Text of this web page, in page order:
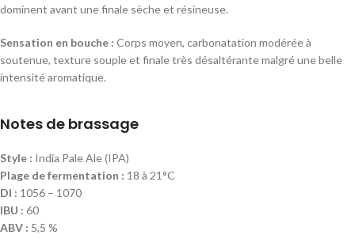
dominent avant une finale sèche et résineuse.
Sensation en bouche : Corps moyen, carbonatation modérée à
soutenue, texture souple et finale très désaltérante malgré une belle
intensité aromatique.
Notes de brassage
Style : India Pale Ale (IPA)
Plage de fermentation : 18 à 21°C
DI : 1056 – 1070
IBU : 60
ABV : 5,5 %